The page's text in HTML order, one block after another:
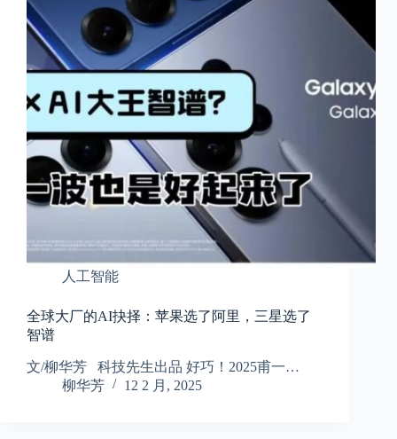
人工智能
全球大厂的AI抉择：苹果选了阿里，三星选了
智谱
文/柳华芳 科技先生出品 好巧！2025甫一…
柳华芳
12 2 月, 2025